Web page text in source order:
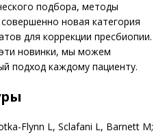
подбора, методы
новая категория
для коррекции пресбиопии.
новинки, мы можем
подход каждому пациенту.
Flynn L, Sclafani L, Barnett M;